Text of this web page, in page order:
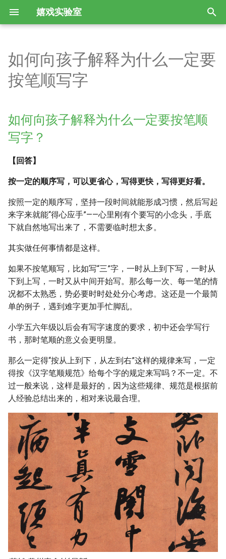
嬉戏实验室
在
初
始
搜
索
引
擎
识字量估算
怎么让孩子识字又多又准确
儿童识字用成语及录音（A级
字）
（草案）》出版并对外发布
小学语文识字卡片（2021年
小学语文识字卡片（2020年
秋季）
古人识字的特点
语文课识字的特点
字，图和拼音都不看”？
小学识字方法有哪些？
怎么教孩子识字
给自家孩子DIY识字材料：字
卡（附成品）
早识字会破坏孩子的创造力、
想象力吗？
有什么文章含有不同的汉字比
较多，可以用于教小朋友识
字？
部编版小学语文教材拼音标注
规则
么字体
一年级孩子看书特别快，但很
粗略，怎么引导？
孩子不爱学习，毛糙、应付怎
陪孩子学英语的一点尝试和想
法（累积更新）
为什么自然拼读法里面的规律
缺乏普遍性？
学英语从哪里开始？
如何学习英语音标？
有道词典笔2.0之童书实测
亲子阅读笔记
是不是孩子可以不上幼儿园
怎么跟孩子解释生命的意义
如何说孩子才会听
如何能让小学生安静的做作业
怎么才能让孩子自己查字典识
小学一年级要背《弟子规》合
理吗
孩子不会写作文，能说，一到
写就不会了
为什么拼音ao不写作au
究竟有没有“您们”这种用法？
“共”为什么从部首“艹”可以查
汉字为何是简化的趋势
么是英文字母的顺序
如何看待鲁迅先生提出要废除
汉字
当初创制拼音的时候为什么不
一些问题）
汉语拼音为什么叫汉语拼音，
而不叫汉语注音或汉语音标？
宋体字是否是最长时间适合阅
读的字体？
简体字里三点水为什么简化为
两点水？
为什么长时间盯着一个汉字，
会觉得很奇怪，觉得不认识这
个汉字?
为什么把「國」改成「国」，
都说写日记是好习惯，但孩子
不爱写怎么办
书
却是石榴知立夏，年年此日一
花开：立夏的字
蔬菜青，蔬菜青，说说笑笑到
许三多是哪三多？：小孩的字
看书，怎么办？
《二〇二一年全国姓名报告》
发布，你家孩子“撞名”了吗？
春节假期里，怎么让孩子读书
更有收获
自制儿童识字语料库与分级字
表
试试你认识多少字
儿童识字用汉语文本的难度算
法
汉字《拼字》游戏2.0
跟我的《拼字》“同款”的几种
游戏
《通用规范汉字表》中构字最
语言学习游戏整理(草稿)
视频益智游戏分类
如何向孩子解释为什么一定要
按笔顺写字？
Arcade：适合少儿Python入门
的游戏框架
Pygame Zero文档的思维导图
和入门实例
PygameZero助手（比照
Scratch而做的增强）
PygameZero资源
少儿编程用在线编辑器
派真和两条腿来到哈罗世界
编程环境
初学python，有哪些编辑器推
Python编程答问
Python口头禅
Pyo学习笔记
Pyo文档（一）
Pyo文档（二）实例
《极简算术史》读书笔记
教孩子骑自行车
教童子法
《看图识字》
人生识字胡涂始
王镛书苏轼石苍舒醉墨堂诗
笔记
AI Proofreader便查图表
用于AI图书校对的vscode扩
展
如何确保书稿批量替换或转换
不出错
校对工具AI Proofreader的审
校记录、勘误表功能
Proofreader
AI图书校对工具库
比较AI模型用于中文校对的效
图书编辑怎么学AI？
怎么用AI辅助做一本安徒生童
话选
我用AI辅助图书编校的几个例
子
编辑技术总目提要
效率工具答问（累积更新）
用ChatGPT训练一位育儿教练
《ChatGPT辅助教学80招》目
录试译
给文字工作者的
VSCode+Markdown入门教程
给自己配置称心如意的写作工
具
奇技淫巧志
我常用的TextPro用自定义替
换表
LibreOfficeWriter使用问题
用正则表达式处理文本、管理
文件的三件套
给编辑朋友的正则表达式课程
教育硬件学习笔记
小工具：从多文件中收集字符
串
Audition技巧：使两段不同环
境的录音协调一致
Audition技巧：半自动分切音
Phaser3游戏结构示例（未完
成）
在Phaser游戏中嵌入字体
Phaser新闻联播
Phaser3常识答问（一）
Phaser3常识答问（二）
Phaser3学习笔记
Phaser3官网实例学习笔记
Phaser2官网实例学习笔记
一个业余习Phaser的野路子
GameConfig游戏配置
Scene场景
ScenePlugin场景管理器
LoaderPlugin加载器
Graphics图形
Phaser.GameObjects.Text文
本
Container容器
Group组
Actions批处理
Pointer热点
Camera镜头
Phaser3场景一览
Phaser3游戏对象一览
Phaser3事件一览
Phaser3物理模块一览
场景的Arcade物理系统一览
场景的Arcade物理世界一览
第一节 - 前言
第三节 - 建立游戏世界
第四节 - 平台
第5节 - 玩家
第7节 - 键盘控制
第8节 - 收集星星
第9节 - 计分
第10节 - 跳跳弹
语文练习册和试卷的ConTeXt
模板
ConTeXt中文标点压缩插件
ConTeXt LMTX中文竖排插件
ConTeXt LMTX中文竖排思路
ConTeXt+LMTX双行夹注的简
单实现
中的字体机制
使Typst par能调整汉字间距
体验Typst
Typst学习笔记
LuaTeX回调游乐场
LuaTeX-LMTX-CLD学习笔记
ConTeXt学习笔记
latex-CTEX学习笔记
TEX学习笔记
ConTeXt rule学习笔记
TEX系学习资源
MetaPost、MetaFun学习笔
布考斯基年表
爱如恶狗：布考斯基诗集
最终人如花：布考斯基新诗选
译
《生来如此》字幕
大时代，读小诗
理性分层，或比的词族
如何向孩子解释为什么一定要
按笔顺写字
如何向孩子解释为什么一定要按笔顺
写字？
【回答】
按一定的顺序写，可以更省心，写得更快，写得更好看。
按照一定的顺序写，坚持一段时间就能形成习惯，然后写起
来字来就能“得心应手”——心里刚有个要写的小念头，手底
下就自然地写出来了，不需要临时想太多。
其实做任何事情都是这样。
如果不按笔顺写，比如写“三”字，一时从上到下写，一时从
下到上写，一时又从中间开始写。那么每一次、每一笔的情
况都不太熟悉，势必要时时处处分心考虑。这还是一个最简
单的例子，遇到难字更加手忙脚乱。
小学五六年级以后会有写字速度的要求，初中还会学写行
书，那时笔顺的意义会更明显。
那么一定得“按从上到下，从左到右”这样的规律来写，一定
得按《汉字笔顺规范》给每个字的规定来写吗？不一定。不
过一般来说，这样是最好的，因为这些规律、规范是根据前
人经验总结出来的，相对来说最合理。